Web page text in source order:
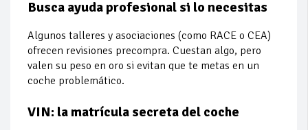
Busca ayuda profesional si lo necesitas
Algunos talleres y asociaciones (como RACE o CEA)
ofrecen revisiones precompra. Cuestan algo, pero
valen su peso en oro si evitan que te metas en un
coche problemático.
VIN: la matrícula secreta del coche